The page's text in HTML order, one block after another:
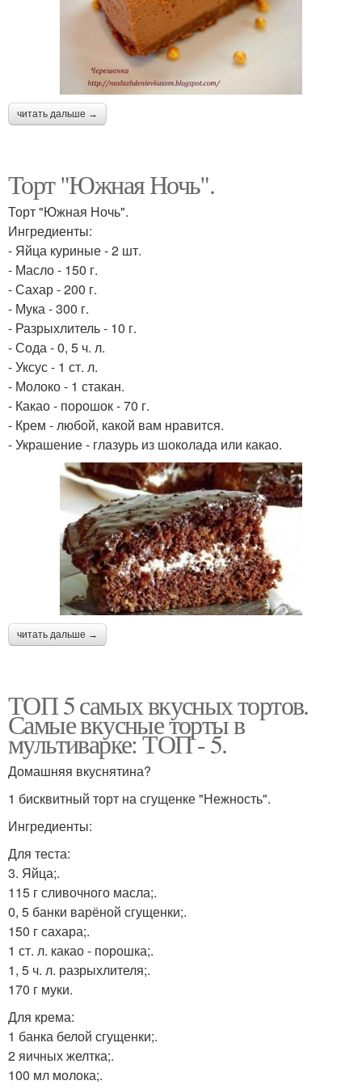
читать дальше →
Торт "Южная Ночь".
Торт "Южная Ночь".
Ингредиенты:
- Яйца куриные - 2 шт.
- Масло - 150 г.
- Сахар - 200 г.
- Мука - 300 г.
- Разрыхлитель - 10 г.
- Сода - 0, 5 ч. л.
- Уксус - 1 ст. л.
- Молоко - 1 стакан.
- Какао - порошок - 70 г.
- Крем - любой, какой вам нравится.
- Украшение - глазурь из шоколада или какао.
читать дальше →
ТОП 5 самых вкусных тортов.
Самые вкусные торты в
мультиварке: ТОП - 5.
Домашняя вкуснятина?
1 бисквитный торт на сгущенке "Нежность".
Ингредиенты:
Для теста:
3. Яйца;.
115 г сливочного масла;.
0, 5 банки варёной сгущенки;.
150 г сахара;.
1 ст. л. какао - порошка;.
1, 5 ч. л. разрыхлителя;.
170 г муки.
Для крема:
1 банка белой сгущенки;.
2 яичных желтка;.
100 мл молока;.